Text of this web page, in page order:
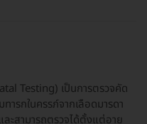
Testing) เป็นการตรวจคัด
ารกในครรภ์จากเลือดมารดา
ะสามารถตรวจได้ตั้งแต่อายุ